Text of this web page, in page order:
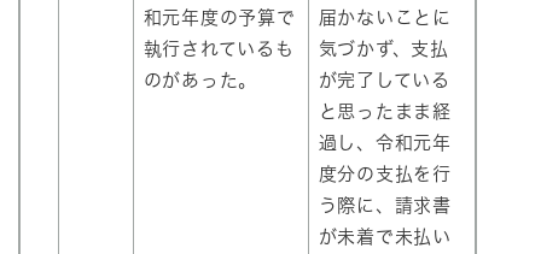
和元年度の予算で
執行されているも
のがあった。
届かないことに
気づかず、支払
が完了している
と思ったまま経
過し、令和元年
度分の支払を行
う際に、請求書
が未着で未払い